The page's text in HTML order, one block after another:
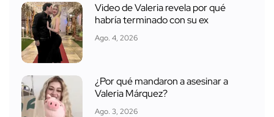
Video de Valeria revela por qué
habría terminado con su ex
Ago. 4, 2026
¿Por qué mandaron a asesinar a
Valeria Márquez?
Ago. 3, 2026